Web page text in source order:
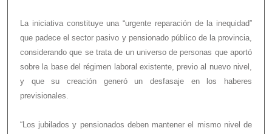
La iniciativa constituye una “urgente reparación de la inequidad”
que padece el sector pasivo y pensionado público de la provincia,
considerando que se trata de un universo de personas que aportó
sobre la base del régimen laboral existente, previo al nuevo nivel,
y que su creación generó un desfasaje en los haberes
previsionales.
“Los jubilados y pensionados deben mantener el mismo nivel de